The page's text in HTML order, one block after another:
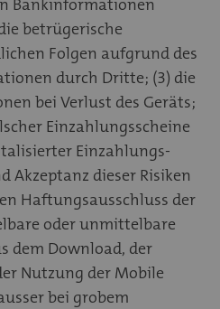
betrügerische
Folgen aufgrund des
durch Dritte; (3) die
bei Verlust des Geräts;
Einzahlungsscheine
Einzahlungs-
Akzeptanz dieser Risiken
Haftungsausschluss der
oder unmittelbare
dem Download, der
Nutzung der Mobile
bei grobem